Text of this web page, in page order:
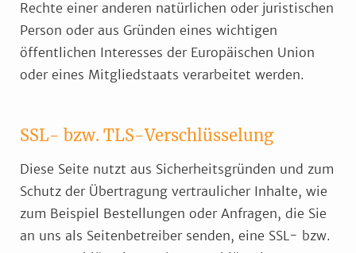
Rechte einer anderen natürlichen oder juristischen
Person oder aus Gründen eines wichtigen
öffentlichen Interesses der Europäischen Union
oder eines Mitgliedstaats verarbeitet werden.
SSL- bzw. TLS-Verschlüsselung
Diese Seite nutzt aus Sicherheitsgründen und zum
Schutz der Übertragung vertraulicher Inhalte, wie
zum Beispiel Bestellungen oder Anfragen, die Sie
an uns als Seitenbetreiber senden, eine SSL- bzw.